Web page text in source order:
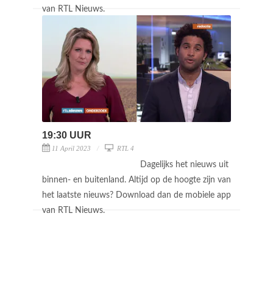
van RTL Nieuws.
19:30 UUR
11 April 2023 RTL 4
Dagelijks het nieuws uit
binnen- en buitenland. Altijd op de hoogte zijn van
het laatste nieuws? Download dan de mobiele app
van RTL Nieuws.